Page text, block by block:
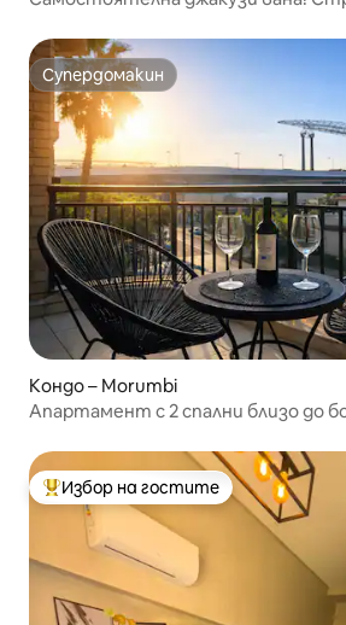
Супердомакин
Супердомакин
Кондо – Morumbi
Апартамент с 2 спални близо до
Най-популярен избор на гостите
Избор на гостите